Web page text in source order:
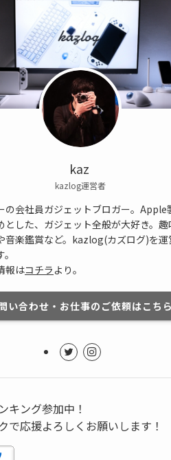
kaz
kazlog運営者
の会社員ガジェットブロガー。Apple
とした、ガジェット全般が大好き。趣
音楽鑑賞など。kazlog(カズログ)を運
報はコチラ より。
い合わせ・お仕事のご依頼はこちら
キング参加中！
で応援よろしくお願いします！